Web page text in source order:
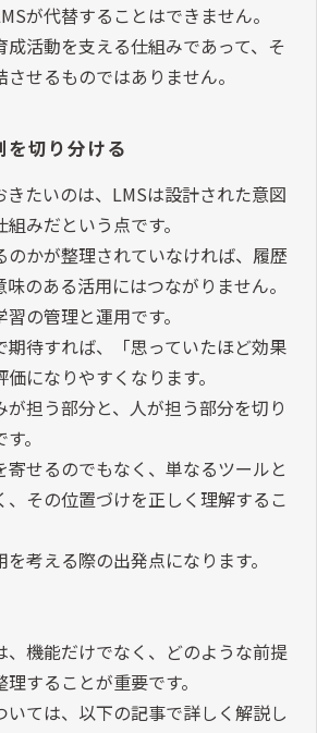
が代替することはできません。
成活動を支える仕組みであって、そ
せるものではありません。
を切り分ける
きたいのは、LMSは設計された意図
みだという点です。
のかが整理されていなければ、履歴
のある活用にはつながりません。
の管理と運用です。
期待すれば、「思っていたほど効果
になりやすくなります。
担う部分と、人が担う部分を切り
。
寄せるのでもなく、単なるツールと
、その位置づけを正しく理解するこ
考える際の出発点になります。
、機能だけでなく、どのような前提
することが重要です。
いては、以下の記事で詳しく解説し